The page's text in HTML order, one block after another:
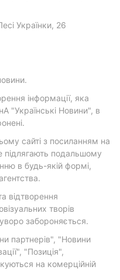
Українки, 26
інформації, яка
"Українські Новини", в
сайті з посиланням на
підлягають подальшому
в будь-якій формі,
відтворення
творів
забороняється.
партнерів", "Новини
"Позиція",
на комерційній